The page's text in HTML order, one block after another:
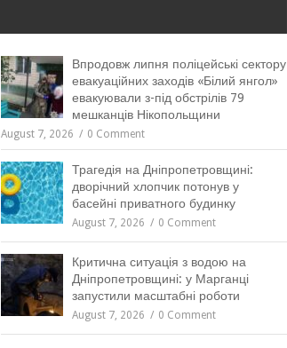
Впродовж липня поліцейські сектору
евакуаційних заходів «Білий янгол»
евакуювали з-під обстрілів 79
мешканців Нікопольщини
August 7, 2026 0 Comment
Трагедія на Дніпропетровщині:
дворічний хлопчик потонув у
басейні приватного будинку
August 7, 2026 0 Comment
Критична ситуація з водою на
Дніпропетровщині: у Марганці
запустили масштабні роботи
August 7, 2026 0 Comment